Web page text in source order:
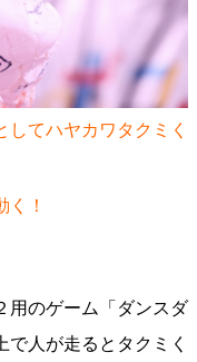
してハヤカワタクミく
！
用のゲーム「ダンスダ
人が走るとタクミく